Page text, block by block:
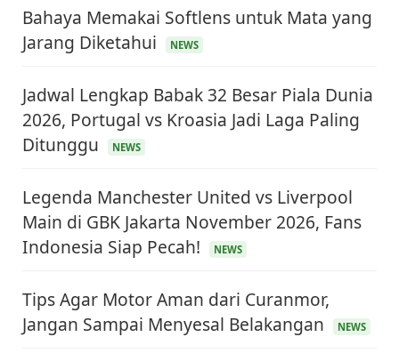
Bahaya Memakai Softlens untuk Mata yang
Jarang Diketahui
NEWS
Jadwal Lengkap Babak 32 Besar Piala Dunia
2026, Portugal vs Kroasia Jadi Laga Paling
Ditunggu
NEWS
Legenda Manchester United vs Liverpool
Main di GBK Jakarta November 2026, Fans
Indonesia Siap Pecah!
NEWS
Tips Agar Motor Aman dari Curanmor,
Jangan Sampai Menyesal Belakangan
NEWS